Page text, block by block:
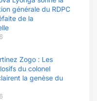
générale du RDPC
de la
Zogo : Les
du colonel
la genèse du